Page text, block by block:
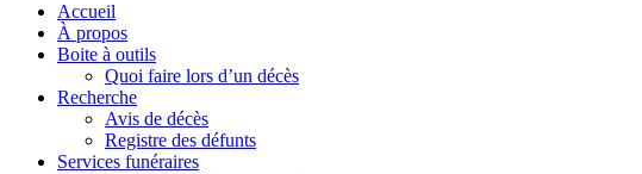
Accueil
À propos
Boite à outils
Quoi faire lors d’un décès
Recherche
Avis de décès
Registre des défunts
Services funéraires